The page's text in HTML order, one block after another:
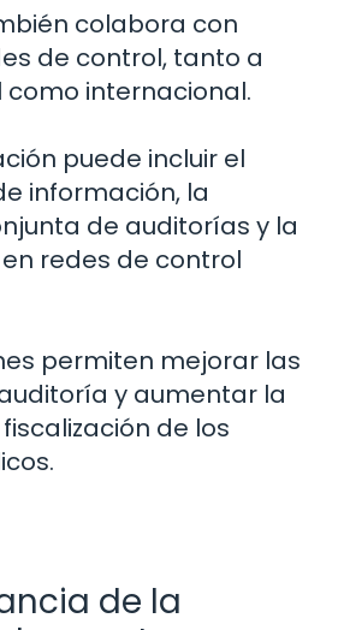
colabora con
de control, tanto a
como internacional.
puede incluir el
información, la
de auditorías y la
redes de control
permiten mejorar las
y aumentar la
de los
de la